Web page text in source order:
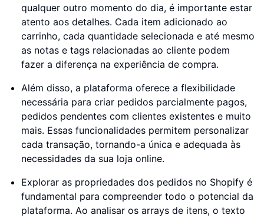
qualquer outro momento do dia, é importante estar
atento aos detalhes. Cada item adicionado ao
carrinho, cada quantidade selecionada e até mesmo
as notas e tags relacionadas ao cliente podem
fazer a diferença na experiência de compra.
Além disso, a plataforma oferece a flexibilidade
necessária para criar pedidos parcialmente pagos,
pedidos pendentes com clientes existentes e muito
mais. Essas funcionalidades permitem personalizar
cada transação, tornando-a única e adequada às
necessidades da sua loja online.
Explorar as propriedades dos pedidos no Shopify é
fundamental para compreender todo o potencial da
plataforma. Ao analisar os arrays de itens, o texto